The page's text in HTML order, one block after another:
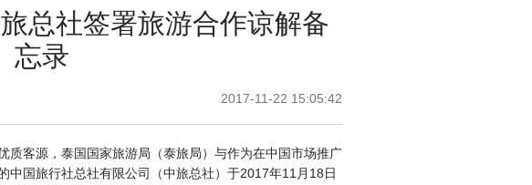
总社签署旅游合作谅解备
忘录
2017-11-22 15:05:42
质客源，泰国国家旅游局（泰旅局）与作为在中国市场推广
中国旅行社总社有限公司（中旅总社）于2017年11月18日